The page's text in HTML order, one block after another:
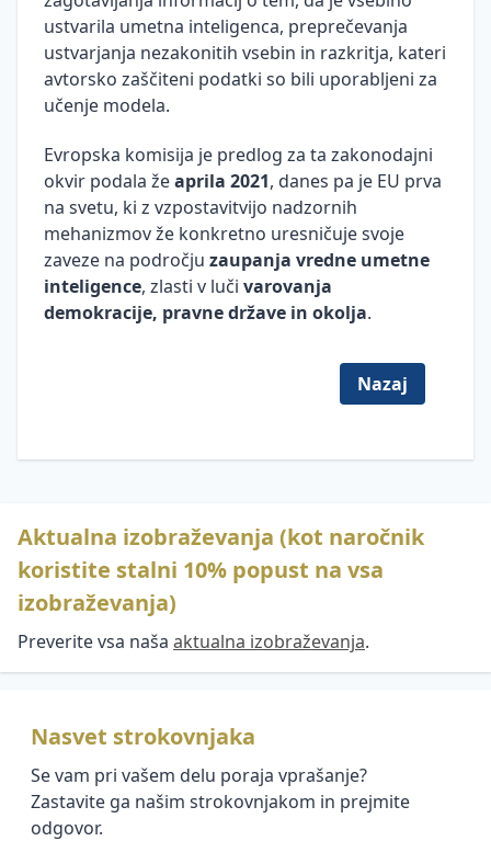
delom
Regres
in letni
dopust
odklopa
ji in
KPI-
ustvarila umetna inteligenca, preprečevanja
ustvarjanja nezakonitih vsebin in razkritja, kateri
avtorsko zaščiteni podatki so bili uporabljeni za
učenje modela.
Evropska komisija je predlog za ta zakonodajni
okvir podala žeaprila 2021, danes pa je EU prva
na svetu, ki z vzpostavitvijo nadzornih
mehanizmov že konkretno uresničuje svoje
zaveze na področju zaupanja vredne umetne
inteligence, zlasti v luči varovanja
demokracije, pravne države in okolja.
Nazaj
Aktualna izobraževanja (kot naročnik
koristite stalni 10% popust na vsa
izobraževanja)
Preverite vsa naša aktualna izobraževanja.
Nasvet strokovnjaka
Se vam pri vašem delu poraja vprašanje?
Zastavite ga našim strokovnjakom in prejmite
odgovor.